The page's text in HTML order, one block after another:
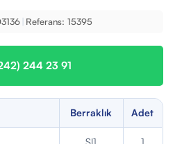
Referans: 15395
244 23 91
Berraklık Adet
SI1 1